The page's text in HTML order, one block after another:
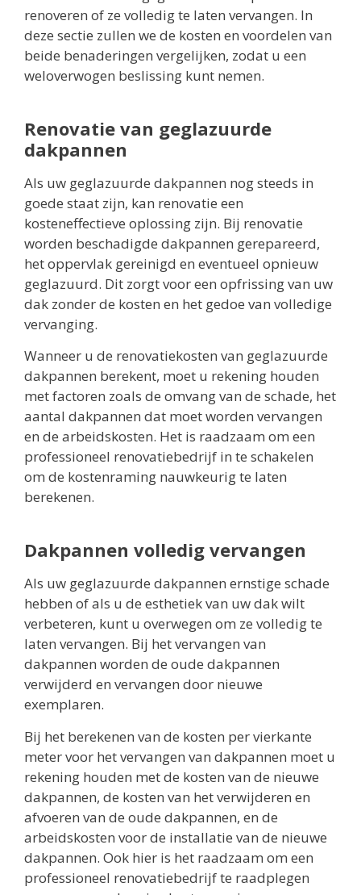
renoveren of ze volledig te laten vervangen. In
deze sectie zullen we de kosten en voordelen van
beide benaderingen vergelijken, zodat u een
weloverwogen beslissing kunt nemen.
Renovatie van geglazuurde
dakpannen
Als uw geglazuurde dakpannen nog steeds in
goede staat zijn, kan renovatie een
kosteneffectieve oplossing zijn. Bij renovatie
worden beschadigde dakpannen gerepareerd,
het oppervlak gereinigd en eventueel opnieuw
geglazuurd. Dit zorgt voor een opfrissing van uw
dak zonder de kosten en het gedoe van volledige
vervanging.
Wanneer u de renovatiekosten van geglazuurde
dakpannen berekent, moet u rekening houden
met factoren zoals de omvang van de schade, het
aantal dakpannen dat moet worden vervangen
en de arbeidskosten. Het is raadzaam om een
professioneel renovatiebedrijf in te schakelen
om de kostenraming nauwkeurig te laten
berekenen.
Dakpannen volledig vervangen
Als uw geglazuurde dakpannen ernstige schade
hebben of als u de esthetiek van uw dak wilt
verbeteren, kunt u overwegen om ze volledig te
laten vervangen. Bij het vervangen van
dakpannen worden de oude dakpannen
verwijderd en vervangen door nieuwe
exemplaren.
Bij het berekenen van de kosten per vierkante
meter voor het vervangen van dakpannen moet u
rekening houden met de kosten van de nieuwe
dakpannen, de kosten van het verwijderen en
afvoeren van de oude dakpannen, en de
arbeidskosten voor de installatie van de nieuwe
dakpannen. Ook hier is het raadzaam om een
professioneel renovatiebedrijf te raadplegen